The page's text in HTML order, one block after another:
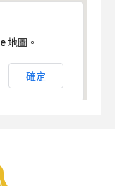
地圖。
確定